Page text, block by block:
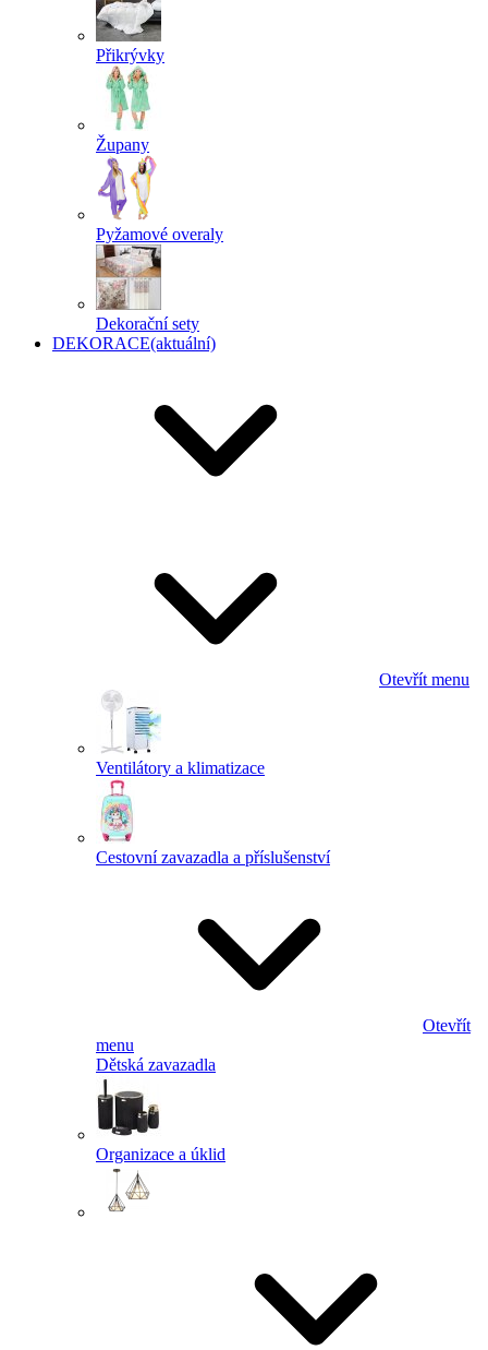
Přikrývky
Župany
Pyžamové overaly
Dekorační sety
DEKORACE(aktuální)
Otevřít menu
Ventilátory a klimatizace
Cestovní zavazadla a příslušenství
Otevřít
menu
Dětská zavazadla
Organizace a úklid